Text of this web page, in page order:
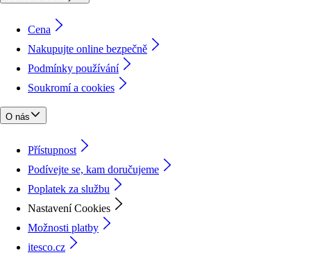
Cena
Nakupujte online bezpečně
Podmínky používání
Soukromí a cookies
O nás
Přístupnost
Podívejte se, kam doručujeme
Poplatek za službu
Nastavení Cookies
Možnosti platby
itesco.cz